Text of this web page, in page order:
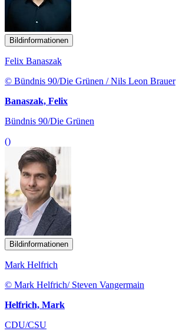
Bildinformationen
Felix Banaszak
© Bündnis 90/Die Grünen / Nils Leon Brauer
Banaszak, Felix
Bündnis 90/Die Grünen
()
Bildinformationen
Mark Helfrich
© Mark Helfrich/ Steven Vangermain
Helfrich, Mark
CDU/CSU